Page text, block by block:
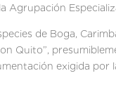
Agrupación
de Boga,
Quito”,
exigida por